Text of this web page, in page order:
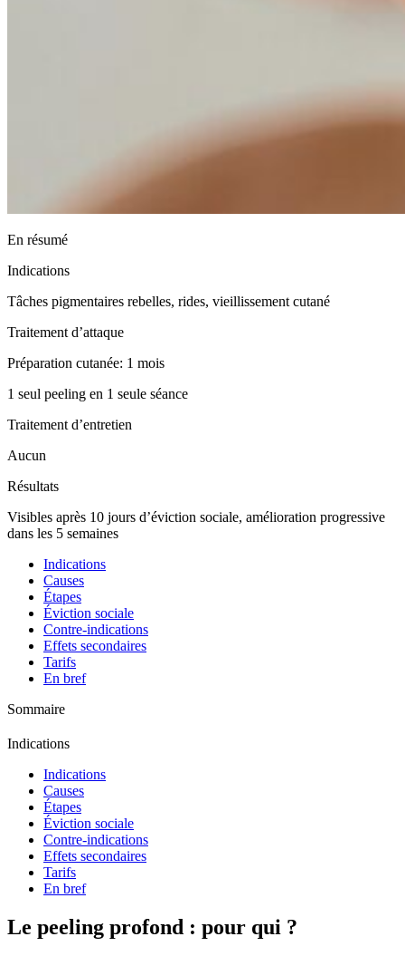
En résumé
Indications
Tâches pigmentaires rebelles, rides, vieillissement cutané
Traitement d’attaque
Préparation cutanée: 1 mois
1 seul peeling en 1 seule séance
Traitement d’entretien
Aucun
Résultats
Visibles après 10 jours d’éviction sociale, amélioration progressive
dans les 5 semaines
Indications
Causes
Étapes
Éviction sociale
Contre-indications
Effets secondaires
Tarifs
En bref
Sommaire
Indications
Indications
Causes
Étapes
Éviction sociale
Contre-indications
Effets secondaires
Tarifs
En bref
Le peeling profond : pour qui ?